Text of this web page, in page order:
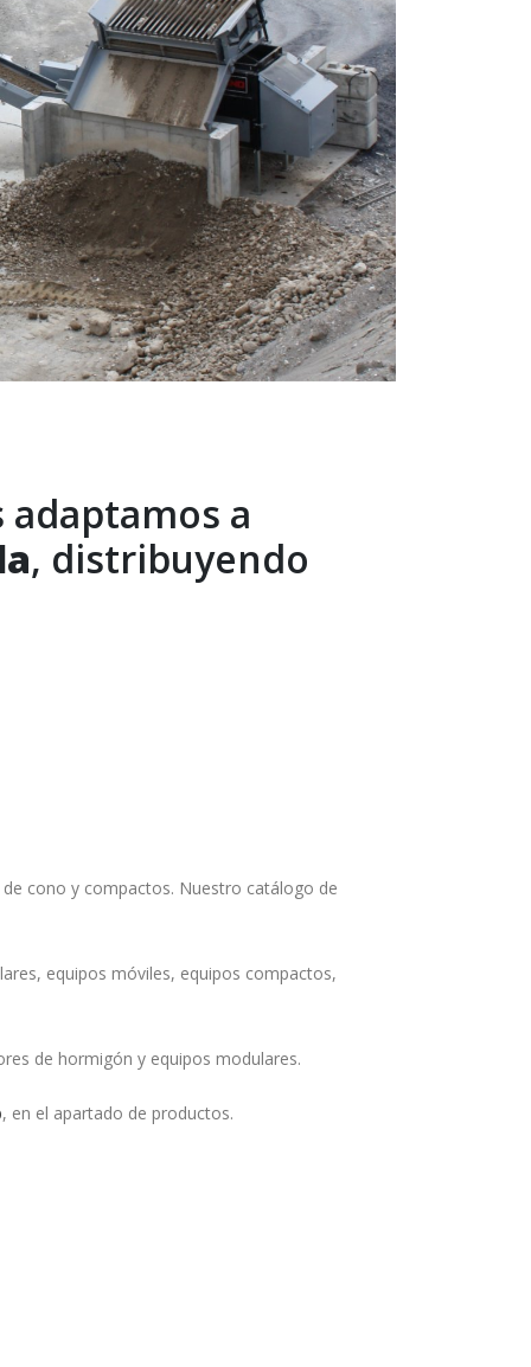
adaptamos a
, distribuyendo
cono y compactos. Nuestro catálogo de
equipos móviles, equipos compactos,
de hormigón y equipos modulares.
, en el apartado de productos.